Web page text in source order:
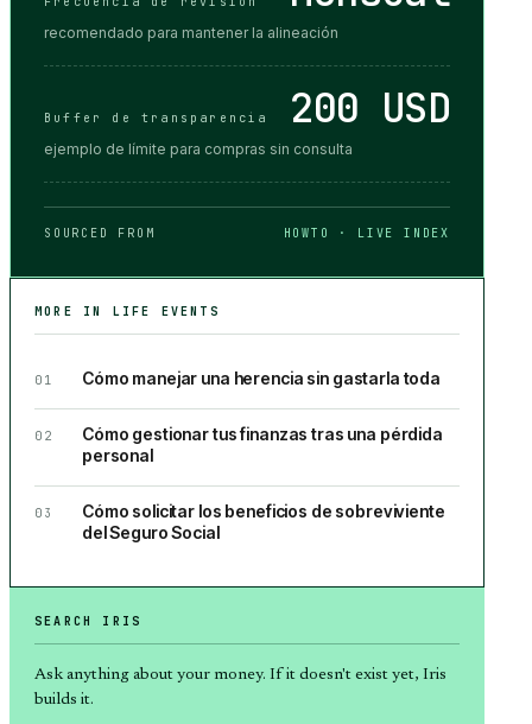
recomendado para mantener la alineación
Buffer de transparencia 200 USD
ejemplo de límite para compras sin consulta
SOURCED FROM HOWTO · LIVE INDEX
MORE IN LIFE EVENTS
01 Cómo manejar una herencia sin gastarla toda
02
Cómo gestionar tus finanzas tras una pérdida
personal
03
Cómo solicitar los beneficios de sobreviviente
del Seguro Social
SEARCH IRIS
Ask anything about your money. If it doesn't exist yet, Iris
builds it.